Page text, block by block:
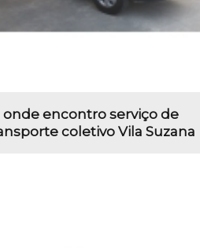
onde encontro serviço de
coletivo Vila Suzana